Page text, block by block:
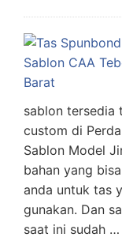
sablon tersedia
custom di
Sablon Model
bahan yang
anda untuk tas
gunakan. Dan
saat ini sudah …